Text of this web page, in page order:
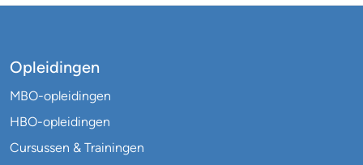
Opleidingen
MBO-opleidingen
HBO-opleidingen
Cursussen & Trainingen